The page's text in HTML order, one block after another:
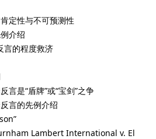
定性与不可预测性
介绍
言的程度救济
言是“盾牌”或“宝剑”之争
言的先例介绍
Lambert International v. El